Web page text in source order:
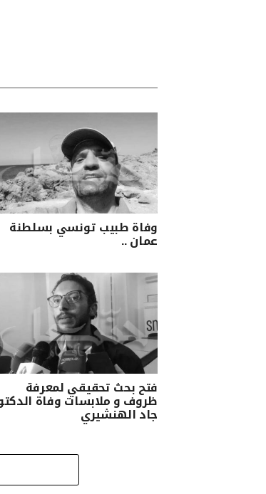
وفاة طبيب تونسي بسلطنة
عمان ..
فتح بحث تحقيقي لمعرفة
ظروف و ملابسات وفاة
جاد الهنشيري